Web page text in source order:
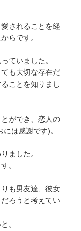
されることを経
らです。
ていました。
も大切な存在だ
ことを知りまし
ができ、 恋人の
は感謝です)。
ました。
。
も男友達、 彼女
ろうと考えてい
。